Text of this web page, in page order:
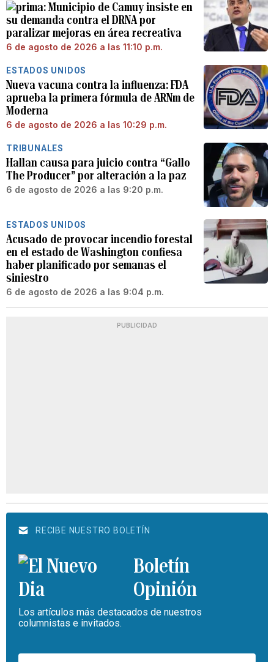
Municipio de Camuy insiste en
su demanda contra el DRNA por
paralizar mejoras en área recreativa
6 de agosto de 2026 a las 11:10 p.m.
ESTADOS UNIDOS
Nueva vacuna contra la influenza: FDA
aprueba la primera fórmula de ARNm de
Moderna
6 de agosto de 2026 a las 10:29 p.m.
TRIBUNALES
Hallan causa para juicio contra “Gallo
The Producer” por alteración a la paz
6 de agosto de 2026 a las 9:20 p.m.
ESTADOS UNIDOS
Acusado de provocar incendio forestal
en el estado de Washington confiesa
haber planificado por semanas el
siniestro
6 de agosto de 2026 a las 9:04 p.m.
PUBLICIDAD
RECIBE NUESTRO BOLETÍN
Boletín
Opinión
Los artículos más destacados de nuestros
columnistas e invitados.